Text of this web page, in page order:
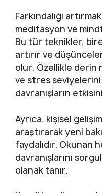
Farkındalığı
meditasyon ve
Bu tür teknikler,
artırır ve
olur. Özellikle derin
ve stres
davranışların
Ayrıca, kişisel
araştırarak yeni
faydalıdır. Okunan
davranışlarını
olanak tanır.